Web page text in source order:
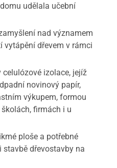
udělala učební
nad významem
vytápění dřevem v rámci
izolace, jejíž
novinový papír,
výkupem, formou
firmách i u
ploše a potřebné
dřevostavby na